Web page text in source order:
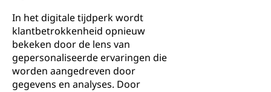
In het digitale tijdperk wordt
klantbetrokkenheid opnieuw
bekeken door de lens van
gepersonaliseerde ervaringen die
worden aangedreven door
gegevens en analyses. Door